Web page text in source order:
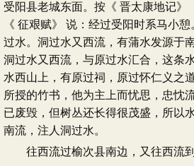
受阳县老城东面。按《 晋太康地记》
《 征艰赋》 说：经过受阳时系马小
过水。洞过水又西流，有蒲水发源于
洞过水又西流，与原过水汇合，这条
水西山上，有原过祠，原过怀仁义之
所授的竹书，他为主上而忧思，忠忱
已废毁，但树丛还长得很茂盛，所以
南流，注人洞过水。
往西流过榆次县南边，又往西流到